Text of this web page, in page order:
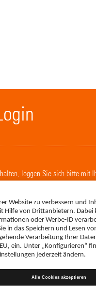
loggen Sie sich bitte mit